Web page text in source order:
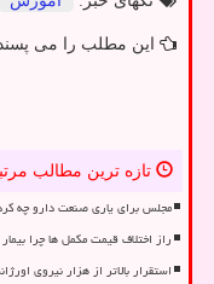
این مطلب را می
تازه ترین مطالب
مجلس برای یاری صنعت دارو چه
راز اختلاف قیمت مکمل ها چرا
استقرار بالاتر از هزار نیروی